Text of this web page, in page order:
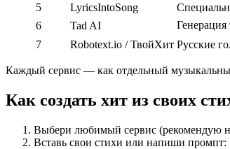
5
LyricsIntoSong
6
Tad AI
7
Robotext.io / ТвойХит Русские
Каждый сервис — как отдельный
Как создать хит из своих
Выбери любимый сервис (рекомендую
Вставь свои стихи или напиши промпт: